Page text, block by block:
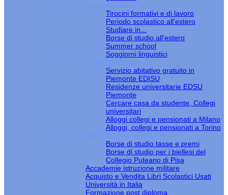
Studiare estero
Tirocini formativi e di lavoro
Periodo scolastico all'estero
Studiare in...
Borse di studio all'estero
Summer school
Soggiorni linguistici
Collegi e alloggi
Servizio abitativo gratuito in
Piemonte EDISU
Residenze universitarie EDSU
Piemonte
Cercare casa da studente, Collegi
universitari
Alloggi collegi e pensionati a Milano
Alloggi, collegi e pensionati a Torino
Borse e diritto allo studio
Borse di studio tasse e premi
Borse di studio per i biellesi del
Collegio Puteano di Pisa
Accademie istruzione militare
Acquisto e Vendita Libri Scolastici Usati
Università in Italia
Formazione post diploma